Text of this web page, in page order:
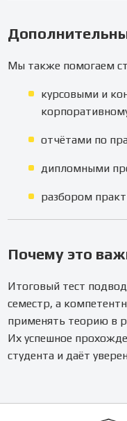
Мы также помогаем
курсовыми и
отчётами по
дипломными
разбором
Почему это
Итоговый тест
семестр, а
применять теорию в
Их успешное
студента и даёт